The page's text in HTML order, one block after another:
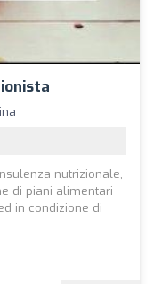
nutrizionale,
di piani alimentari
in condizione di